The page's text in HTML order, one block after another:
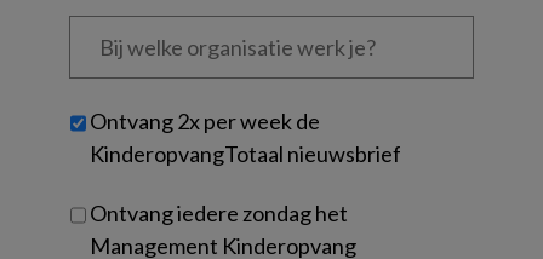
Bij
welke
je?
Untitled
Ontvang 2x per week de
KinderopvangTotaal nieuwsbrief
Ontvang iedere zondag het
Management Kinderopvang